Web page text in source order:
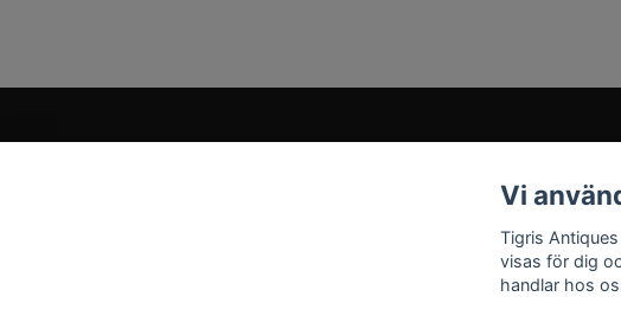
Info@tigrisantiques.comVi
Tigris
visas för dig
handlar hos